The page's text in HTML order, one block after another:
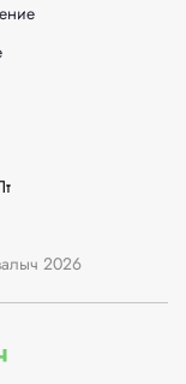
2026